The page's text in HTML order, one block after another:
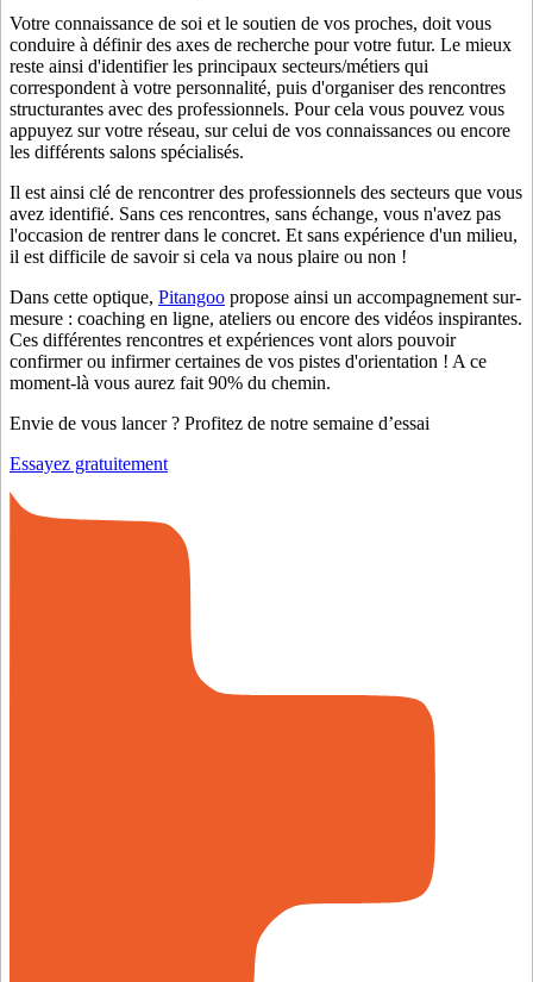
Votre connaissance de soi et le soutien de vos proches, doit vous
conduire à définir des axes de recherche pour votre futur. Le mieux
reste ainsi d'identifier les principaux secteurs/métiers qui
correspondent à votre personnalité, puis d'organiser des rencontres
structurantes avec des professionnels. Pour cela vous pouvez vous
appuyez sur votre réseau, sur celui de vos connaissances ou encore
les différents salons spécialisés.
Il est ainsi clé de rencontrer des professionnels des secteurs que vous
avez identifié. Sans ces rencontres, sans échange, vous n'avez pas
l'occasion de rentrer dans le concret. Et sans expérience d'un milieu,
il est difficile de savoir si cela va nous plaire ou non !
Dans cette optique, Pitangoo propose ainsi un accompagnement sur-
mesure : coaching en ligne, ateliers ou encore des vidéos inspirantes.
Ces différentes rencontres et expériences vont alors pouvoir
confirmer ou infirmer certaines de vos pistes d'orientation ! A ce
moment-là vous aurez fait 90% du chemin.
Envie de vous lancer ? Profitez de notre semaine d’essai
Essayez gratuitement